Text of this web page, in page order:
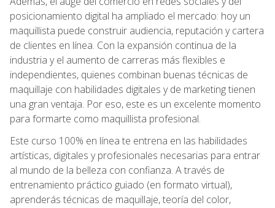
posicionamiento digital ha ampliado el mercado: hoy un
maquillista puede construir audiencia, reputación y cartera
de clientes en línea. Con la expansión continua de la
industria y el aumento de carreras más flexibles e
independientes, quienes combinan buenas técnicas de
maquillaje con habilidades digitales y de marketing tienen
una gran ventaja. Por eso, este es un excelente momento
para formarte como maquillista profesional.
Este curso 100% en línea te entrena en las habilidades
artísticas, digitales y profesionales necesarias para entrar
al mundo de la belleza con confianza. A través de
entrenamiento práctico guiado (en formato virtual),
aprenderás técnicas de maquillaje, teoría del color,